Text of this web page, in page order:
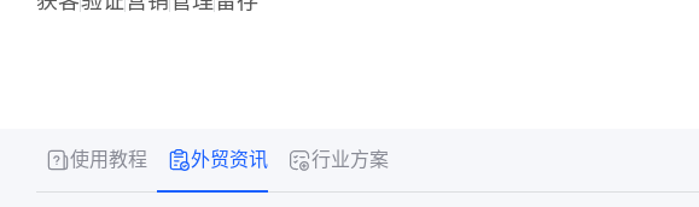
使用教程 外贸资讯 行业方案